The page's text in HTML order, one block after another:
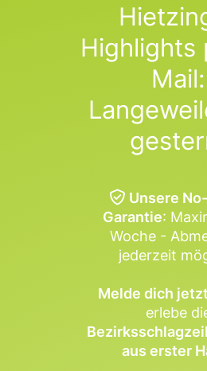
Highlights
Mail:
Unsere
Garantie:
Woche -
jederzeit
Melde dich
erlebe
aus erster